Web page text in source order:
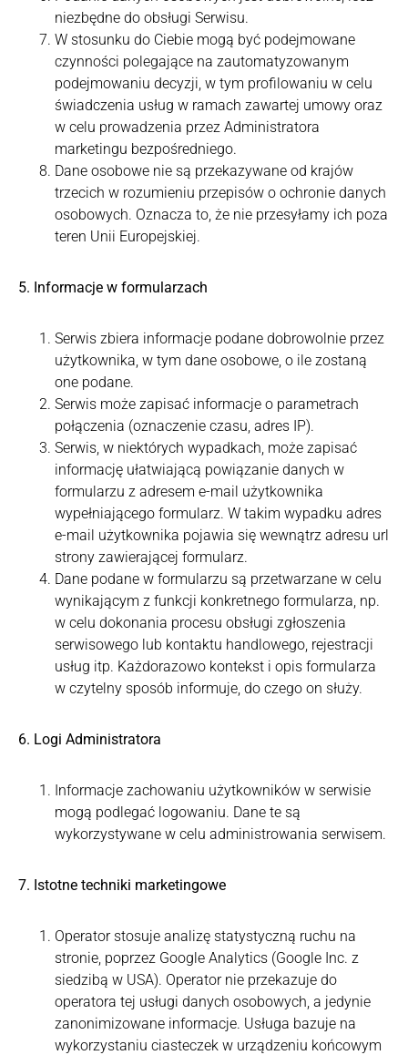
niezbędne do obsługi Serwisu.
W stosunku do Ciebie mogą być podejmowane
czynności polegające na zautomatyzowanym
podejmowaniu decyzji, w tym profilowaniu w celu
świadczenia usług w ramach zawartej umowy oraz
w celu prowadzenia przez Administratora
marketingu bezpośredniego.
Dane osobowe nie są przekazywane od krajów
trzecich w rozumieniu przepisów o ochronie danych
osobowych. Oznacza to, że nie przesyłamy ich poza
teren Unii Europejskiej.
5. Informacje w formularzach
Serwis zbiera informacje podane dobrowolnie przez
użytkownika, w tym dane osobowe, o ile zostaną
one podane.
Serwis może zapisać informacje o parametrach
połączenia (oznaczenie czasu, adres IP).
Serwis, w niektórych wypadkach, może zapisać
informację ułatwiającą powiązanie danych w
formularzu z adresem e-mail użytkownika
wypełniającego formularz. W takim wypadku adres
e-mail użytkownika pojawia się wewnątrz adresu url
strony zawierającej formularz.
Dane podane w formularzu są przetwarzane w celu
wynikającym z funkcji konkretnego formularza, np.
w celu dokonania procesu obsługi zgłoszenia
serwisowego lub kontaktu handlowego, rejestracji
usług itp. Każdorazowo kontekst i opis formularza
w czytelny sposób informuje, do czego on służy.
6. Logi Administratora
Informacje zachowaniu użytkowników w serwisie
mogą podlegać logowaniu. Dane te są
wykorzystywane w celu administrowania serwisem.
7. Istotne techniki marketingowe
Operator stosuje analizę statystyczną ruchu na
stronie, poprzez Google Analytics (Google Inc. z
siedzibą w USA). Operator nie przekazuje do
operatora tej usługi danych osobowych, a jedynie
zanonimizowane informacje. Usługa bazuje na
wykorzystaniu ciasteczek w urządzeniu końcowym